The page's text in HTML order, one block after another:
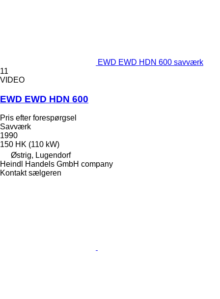
EWD EWD HDN 600 savværk
11
VIDEO
EWD EWD HDN 600
Pris efter forespørgsel
Savværk
1990
150 HK (110 kW)
Østrig, Lugendorf
Heindl Handels GmbH company
Kontakt sælgeren